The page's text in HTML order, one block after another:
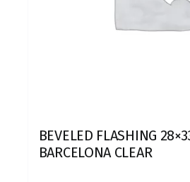
BEVELED FLASHING
BARCELONA CLEAR